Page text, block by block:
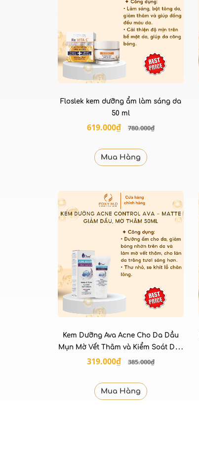
Floslek kem dưỡng ẩm làm sáng da
50 ml
619.000₫ 780.000₫
Mua Hàng
Kem Dưỡng Ava Acne Cho Da Dầu
Mụn Mờ Vết Thâm và Kiểm Soát Dầu
50ml
319.000₫ 385.000₫
Mua Hàng